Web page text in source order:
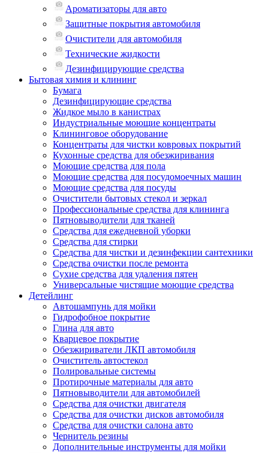
Ароматизаторы для авто
Защитные покрытия автомобиля
Очистители для автомобиля
Технические жидкости
Дезинфицирующие средства
Бытовая химия и клининг
Бумага
Дезинфицирующие средства
Жидкое мыло в канистрах
Индустриальные моющие концентраты
Клининговое оборудование
Концентраты для чистки ковровых покрытий
Кухонные средства для обезжиривания
Моющие средства для пола
Моющие средства для посудомоечных машин
Моющие средства для посуды
Очистители бытовых стекол и зеркал
Профессиональные средства для клининга
Пятновыводители для тканей
Средства для ежедневной уборки
Средства для стирки
Средства для чистки и дезинфекции сантехники
Средства очистки после ремонта
Сухие средства для удаления пятен
Универсальные чистящие моющие средства
Детейлинг
Автошампунь для мойки
Гидрофобное покрытие
Глина для авто
Кварцевое покрытие
Обезжириватели ЛКП автомобиля
Очиститель автостекол
Полировальные системы
Протирочные материалы для авто
Пятновыводители для автомобилей
Средства для очистки двигателя
Средства для очистки дисков автомобиля
Средства для очистки салона авто
Чернитель резины
Дополнительные инструменты для мойки